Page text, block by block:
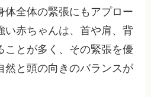
体全体の緊張にもアプロー
い赤ちゃんは、首や肩、背
ことが多く、その緊張を優
然と頭の向きのバランスが